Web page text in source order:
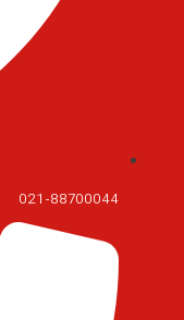
021-88700044